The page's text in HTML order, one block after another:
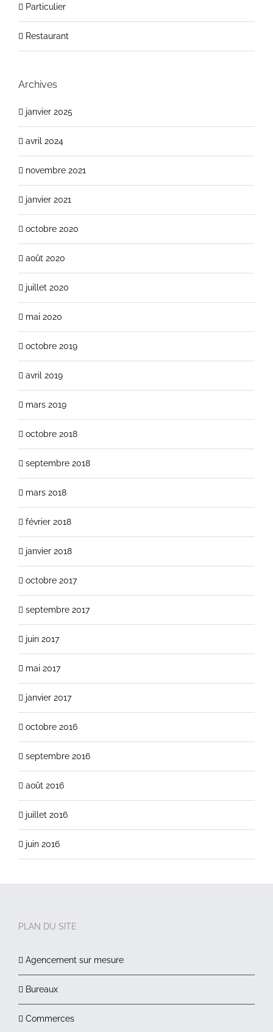
Particulier
Restaurant
Archives
janvier 2025
avril 2024
novembre 2021
janvier 2021
octobre 2020
août 2020
juillet 2020
mai 2020
octobre 2019
avril 2019
mars 2019
octobre 2018
septembre 2018
mars 2018
février 2018
janvier 2018
octobre 2017
septembre 2017
juin 2017
mai 2017
janvier 2017
octobre 2016
septembre 2016
août 2016
juillet 2016
juin 2016
PLAN DU SITE
Agencement sur mesure
Bureaux
Commerces